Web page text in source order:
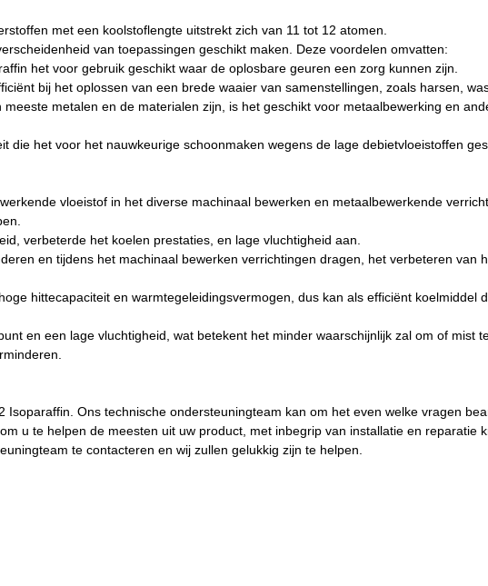
met een koolstoflengte uitstrekt zich van 11 tot 12 atomen.
van toepassingen geschikt maken. Deze voordelen omvatten:
het voor gebruik geschikt waar de oplosbare geuren een zorg kunnen zijn.
bij het oplossen van een brede waaier van samenstellingen, zoals harsen,
metalen en de materialen zijn, is het geschikt voor metaalbewerking en
die het voor het nauwkeurige schoonmaken wegens de lage debietvloeistoffen
vloeistof in het diverse machinaal bewerken en metaalbewerkende
verbeterde het koelen prestaties, en lage vluchtigheid aan.
en tijdens het machinaal bewerken verrichtingen dragen, het verbeteren van
hittecapaciteit en warmtegeleidingsvermogen, dus kan als efficiënt koelmiddel
en een lage vluchtigheid, wat betekent het minder waarschijnlijk zal om of mist
Ons technische ondersteuningteam kan om het even welke vragen
u te helpen de meesten uit uw product, met inbegrip van installatie en reparatie
te contacteren en wij zullen gelukkig zijn te helpen.